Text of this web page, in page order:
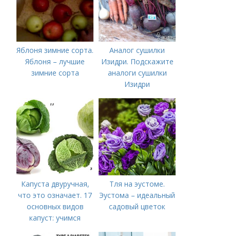
Яблоня зимние сорта.
Яблоня – лучшие
зимние сорта
Аналог сушилки
Изидри. Подскажите
аналоги сушилки
Изидри
Капуста двуручная,
что это означает. 17
основных видов
капуст: учимся
Тля на эустоме.
Эустома – идеальный
садовый цветок